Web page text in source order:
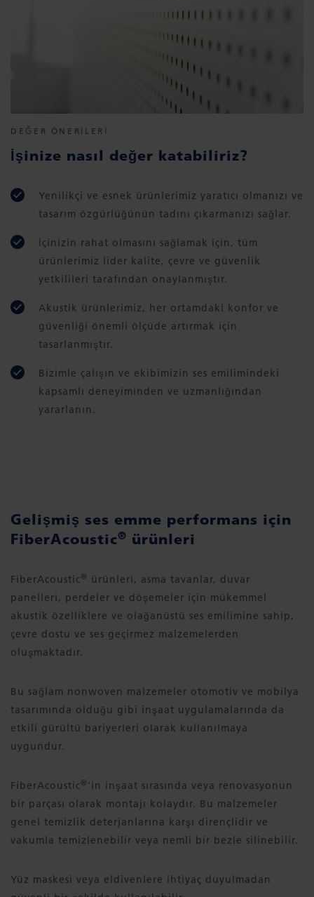
DEĞER ÖNERİLERİ
İşinize nasıl değer katabiliriz?
Yenilikçi ve esnek ürünlerimiz yaratıcı olmanızı ve
tasarım özgürlüğünün tadını çıkarmanızı sağlar.
İçinizin rahat olmasını sağlamak için, tüm
ürünlerimiz lider kalite, çevre ve güvenlik
yetkilileri tarafından onaylanmıştır.
Akustik ürünlerimiz, her ortamdaki konfor ve
güvenliği önemli ölçüde artırmak için
tasarlanmıştır.
Bizimle çalışın ve ekibimizin ses emilimindeki
kapsamlı deneyiminden ve uzmanlığından
yararlanın.
Gelişmiş ses emme performans için
FiberAcoustic® ürünleri
FiberAcoustic® ürünleri, asma tavanlar, duvar
panelleri, perdeler ve döşemeler için mükemmel
akustik özelliklere ve olağanüstü ses emilimine sahip,
çevre dostu ve ses geçirmez malzemelerden
oluşmaktadır.
Bu sağlam nonwoven malzemeler otomotiv ve mobilya
tasarımında olduğu gibi inşaat uygulamalarında da
etkili gürültü bariyerleri olarak kullanılmaya
uygundur.
FiberAcoustic® 'in inşaat sırasında veya renovasyonun
bir parçası olarak montajı kolaydır. Bu malzemeler
genel temizlik deterjanlarına karşı dirençlidir ve
vakumla temizlenebilir veya nemli bir bezle silinebilir.
Yüz maskesi veya eldivenlere ihtiyaç duyulmadan